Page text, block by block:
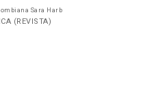
Sara Harb
(REVISTA)